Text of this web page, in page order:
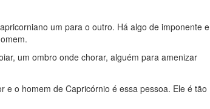
um para o outro. Há algo de imponente e
um ombro onde chorar, alguém para amenizar
o homem de Capricórnio é essa pessoa. Ele é tão